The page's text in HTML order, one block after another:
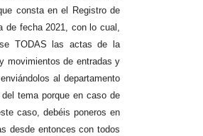
consta en el Registro de
de fecha 2021, con lo cual,
TODAS las actas de la
movimientos de entradas y
al departamento
tema porque en caso de
caso, debéis poneros en
desde entonces con todos